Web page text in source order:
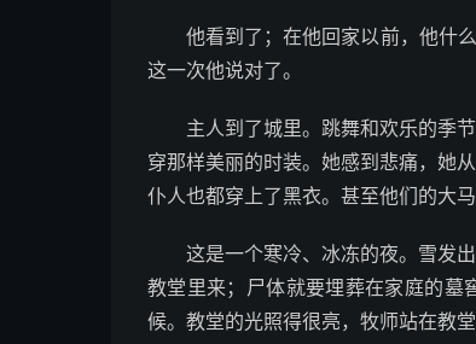
他看到了；在他回家以前，他什么
这一次他说对了。
主人到了城里。跳舞和欢乐的季节
穿那样美丽的时装。她感到悲痛，她
仆人也都穿上了黑衣。甚至他们的大
这是一个寒冷、冰冻的夜。雪发出
教堂里来；尸体就要埋葬在家庭的墓
候。教堂的光照得很亮，牧师站在教